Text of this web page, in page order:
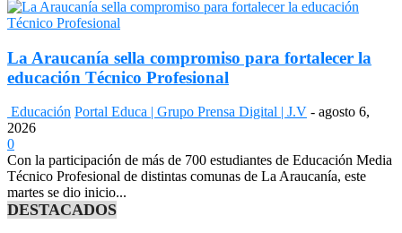
La Araucanía sella compromiso para fortalecer la
educación Técnico Profesional
Educación Portal Educa | Grupo Prensa Digital | J.V - agosto 6,
2026
0
Con la participación de más de 700 estudiantes de Educación Media
Técnico Profesional de distintas comunas de La Araucanía, este
martes se dio inicio...
DESTACADOS